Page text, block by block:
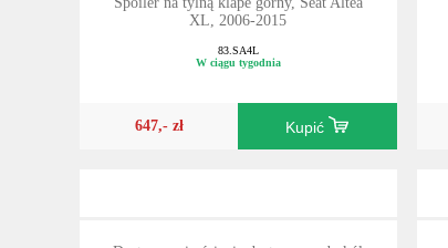
XL, 2006-2015
83.SA4L
W ciągu tygodnia
647,- zł Kupić